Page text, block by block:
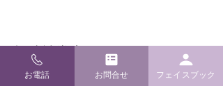
​松崎神堂店
〒920-0909 石川県金沢市袋町4-24
お電話 お問合せ フェイスブック